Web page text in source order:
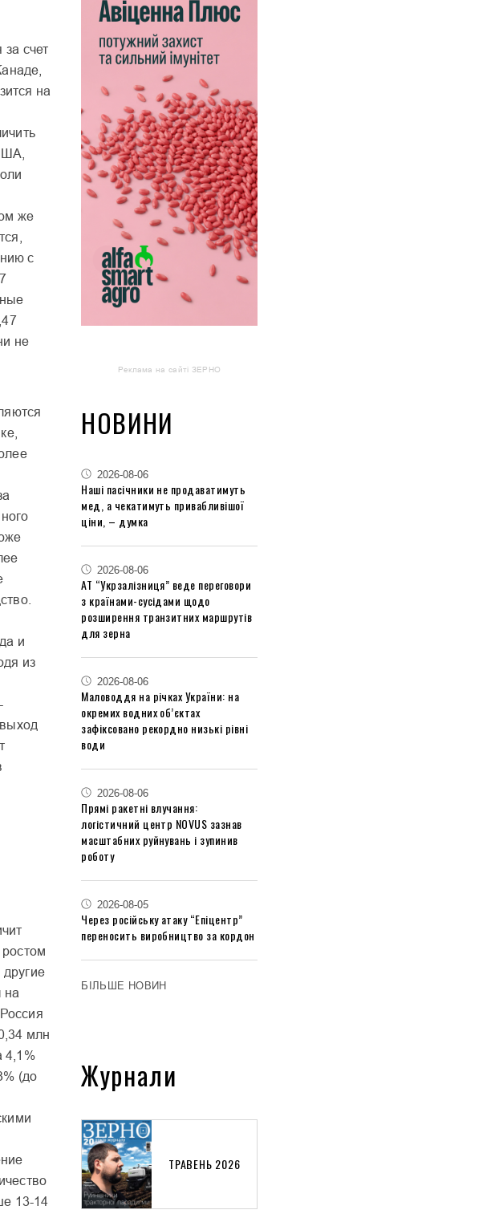
счет
на
же
с
не
и
из
на
млн
4,1%
(до
13-14
Реклама на сайті ЗЕРНО
НОВИНИ
2026-08-06
Наші пасічники не продаватимуть
мед, а чекатимуть привабливішої
ціни, – думка
2026-08-06
АТ “Укрзалізниця” веде переговори
з країнами-сусідами щодо
розширення транзитних маршрутів
для зерна
2026-08-06
Маловоддя на річках України: на
окремих водних об’єктах
зафіксовано рекордно низькі рівні
води
2026-08-06
Прямі ракетні влучання:
логістичний центр NOVUS зазнав
масштабних руйнувань і зупинив
роботу
2026-08-05
Через російську атаку “Епіцентр”
переносить виробництво за кордон
БІЛЬШЕ НОВИН
Журнали
2026 ТРАВЕНЬ 2026